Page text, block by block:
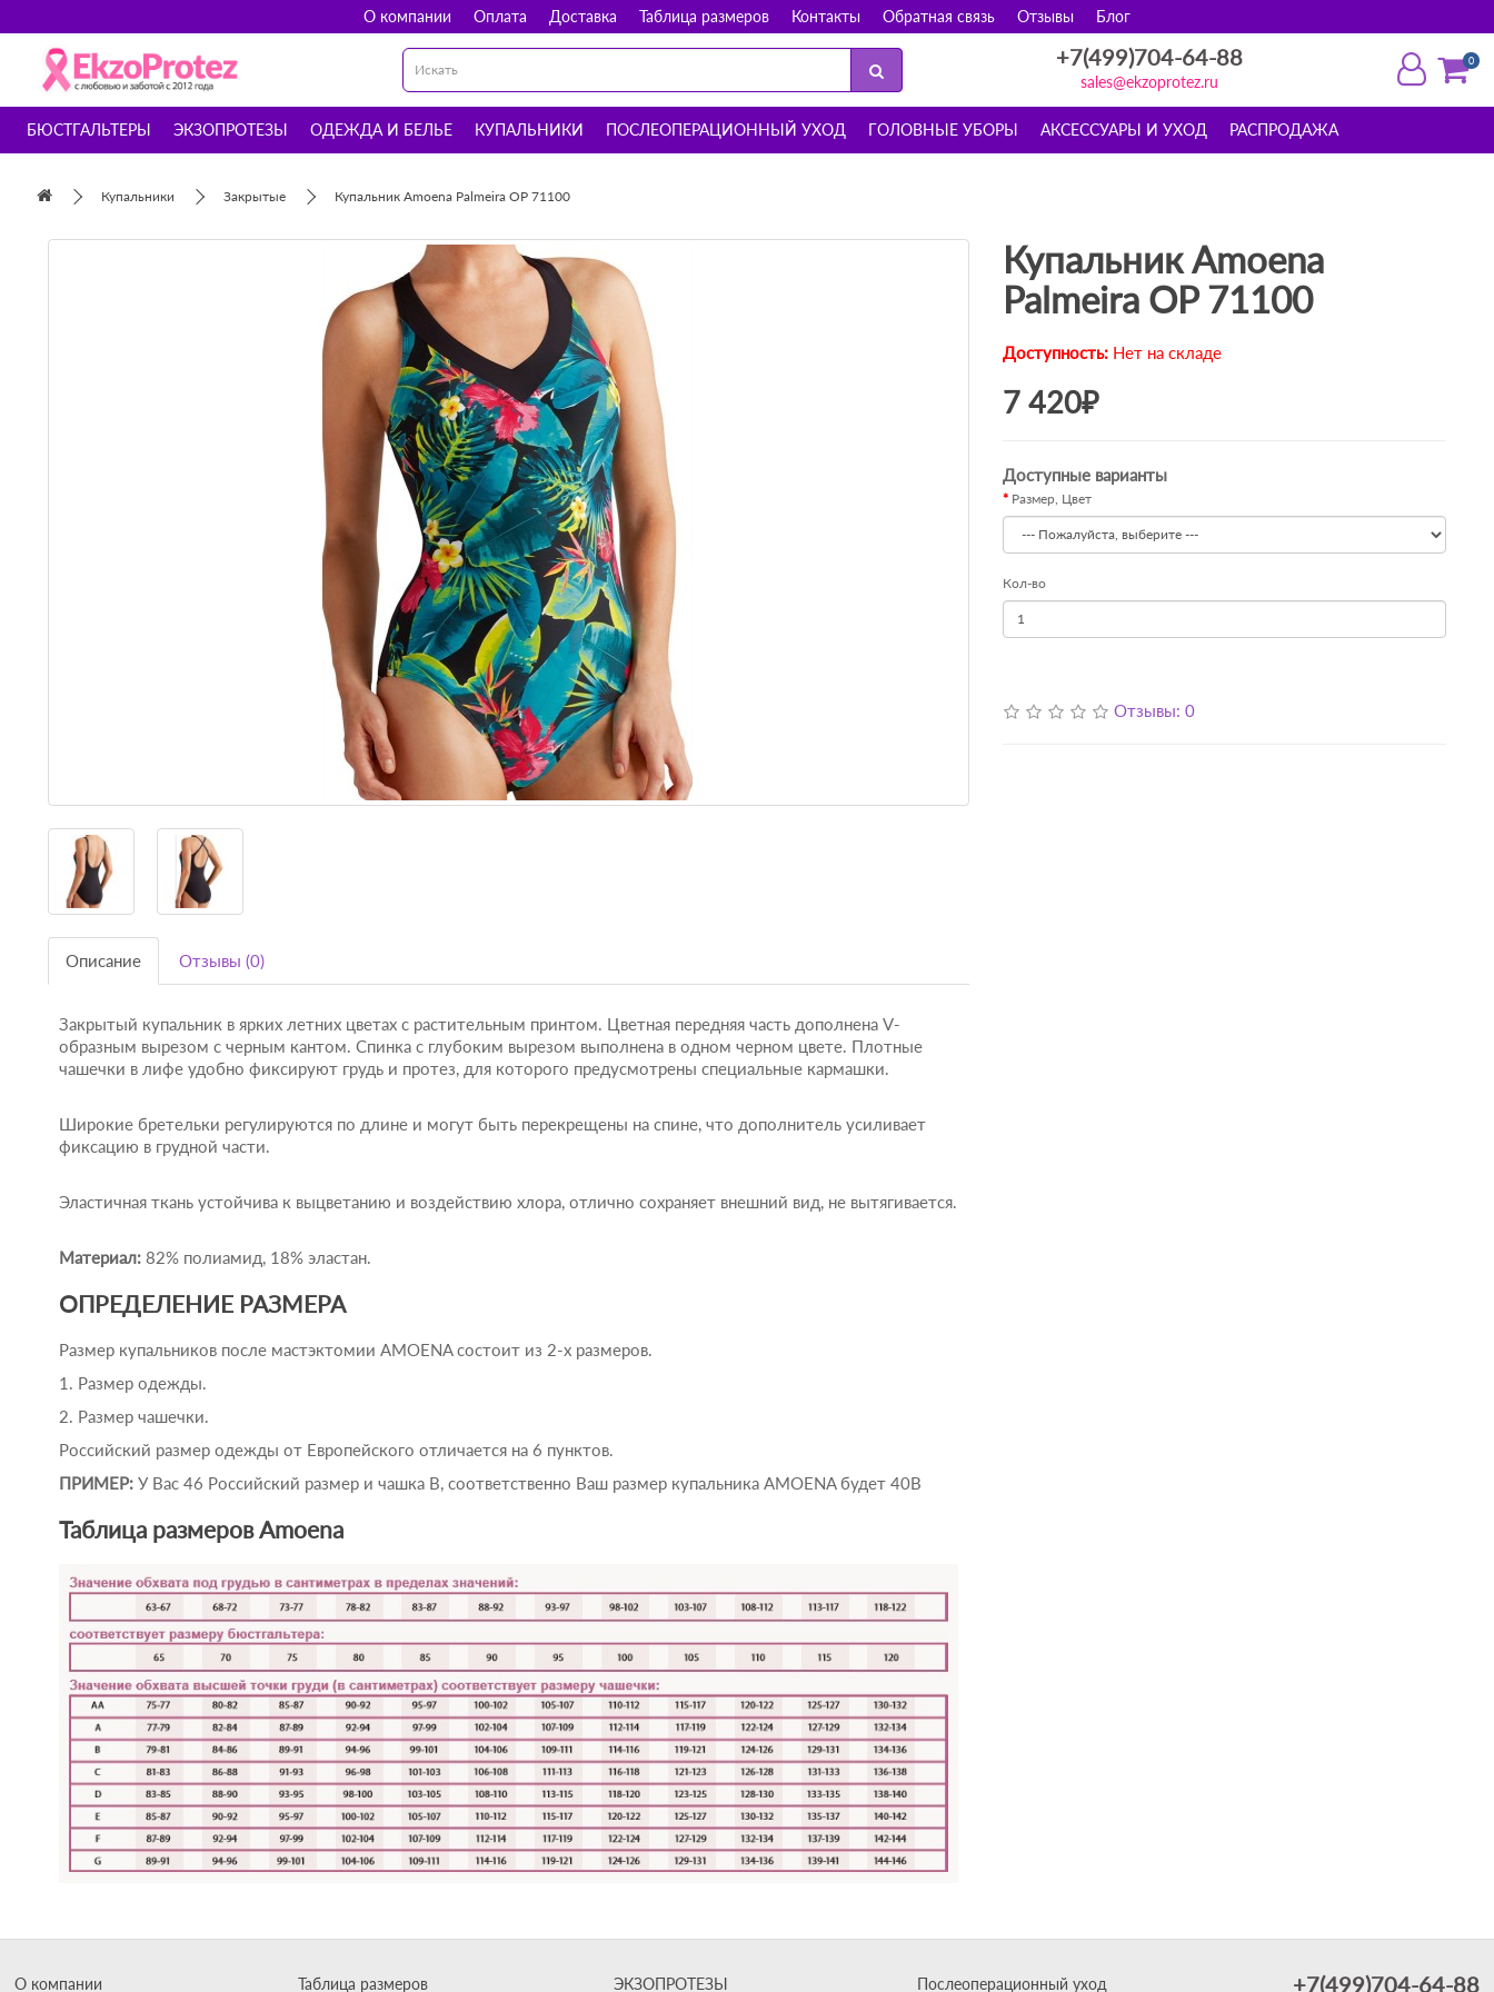
О компании Оплата Доставка Таблица размеров Контакты Обратная связь Отзывы Блог
+7(499)704-64-88
sales@ekzoprotez.ru
0
БЮСТГАЛЬТЕРЫ ЭКЗОПРОТЕЗЫ ОДЕЖДА И БЕЛЬЕ КУПАЛЬНИКИ ПОСЛЕОПЕРАЦИОННЫЙ УХОД ГОЛОВНЫЕ УБОРЫ АКСЕССУАРЫ И УХОД РАСПРОДАЖА
Купальники Закрытые Купальник Amoena Palmeira OP 71100
Описание Отзывы (0)
Закрытый купальник в ярких летних цветах с растительным принтом. Цветная передняя часть дополнена V-
образным вырезом с черным кантом. Спинка с глубоким вырезом выполнена в одном черном цвете. Плотные
чашечки в лифе удобно фиксируют грудь и протез, для которого предусмотрены специальные кармашки.
Широкие бретельки регулируются по длине и могут быть перекрещены на спине, что дополнитель усиливает
фиксацию в грудной части.
Эластичная ткань устойчива к выцветанию и воздействию хлора, отлично сохраняет внешний вид, не вытягивается.
Материал: 82% полиамид, 18% эластан.
ОПРЕДЕЛЕНИЕ РАЗМЕРА
Размер купальников после мастэктомии AMOENA состоит из 2-х размеров.
1. Размер одежды.
2. Размер чашечки.
Российский размер одежды от Европейского отличается на 6 пунктов.
ПРИМЕР: У Вас 46 Российский размер и чашка В, соответственно Ваш размер купальника AMOENA будет 40B
Таблица размеров Amoena
Купальник Amoena
Palmeira OP 71100
Доступность:Нет на складе
7 420₽
Доступные варианты
Размер, Цвет
Кол-во
Отзывы: 0
О компании Таблица размеров ЭКЗОПРОТЕЗЫ Послеоперационный уход +7(499)704-64-88